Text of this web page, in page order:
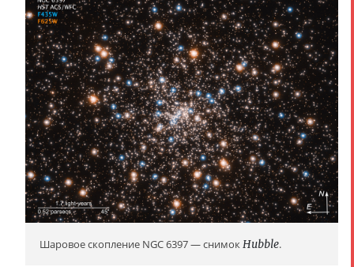
Шаровое скопление NGC 6397 — снимокHubble.